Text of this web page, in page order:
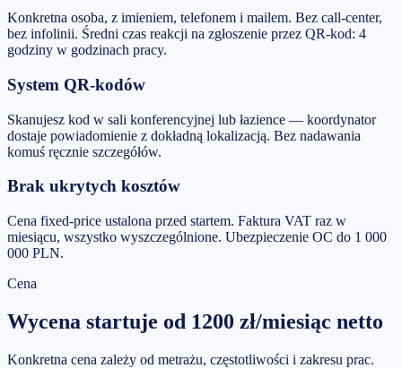
Konkretna osoba, z imieniem, telefonem i mailem. Bez call-center,
bez infolinii. Średni czas reakcji na zgłoszenie przez QR-kod: 4
godziny w godzinach pracy.
System QR-kodów
Skanujesz kod w sali konferencyjnej lub łazience — koordynator
dostaje powiadomienie z dokładną lokalizacją. Bez nadawania
komuś ręcznie szczegółów.
Brak ukrytych kosztów
Cena fixed-price ustalona przed startem. Faktura VAT raz w
miesiącu, wszystko wyszczególnione. Ubezpieczenie OC do 1 000
000 PLN.
Cena
Wycena startuje od 1200 zł/miesiąc netto
Konkretna cena zależy od metrażu, częstotliwości i zakresu prac.